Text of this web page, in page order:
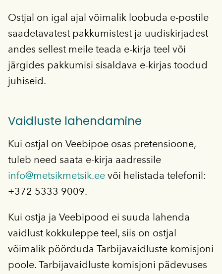
Ostjal on igal ajal võimalik loobuda e-postile
saadetavatest pakkumistest ja uudiskirjadest
andes sellest meile teada e-kirja teel või
järgides pakkumisi sisaldava e-kirjas toodud
juhiseid.
Vaidluste lahendamine
Kui ostjal on Veebipoe osas pretensioone,
tuleb need saata e-kirja aadressile
info@metsikmetsik.ee või helistada telefonil:
+372 5333 9009.
Kui ostja ja Veebipood ei suuda lahenda
vaidlust kokkuleppe teel, siis on ostjal
võimalik pöörduda Tarbijavaidluste komisjoni
poole. Tarbijavaidluste komisjoni pädevuses